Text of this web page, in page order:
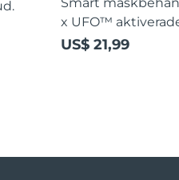
x UFO™
US$ 21,99